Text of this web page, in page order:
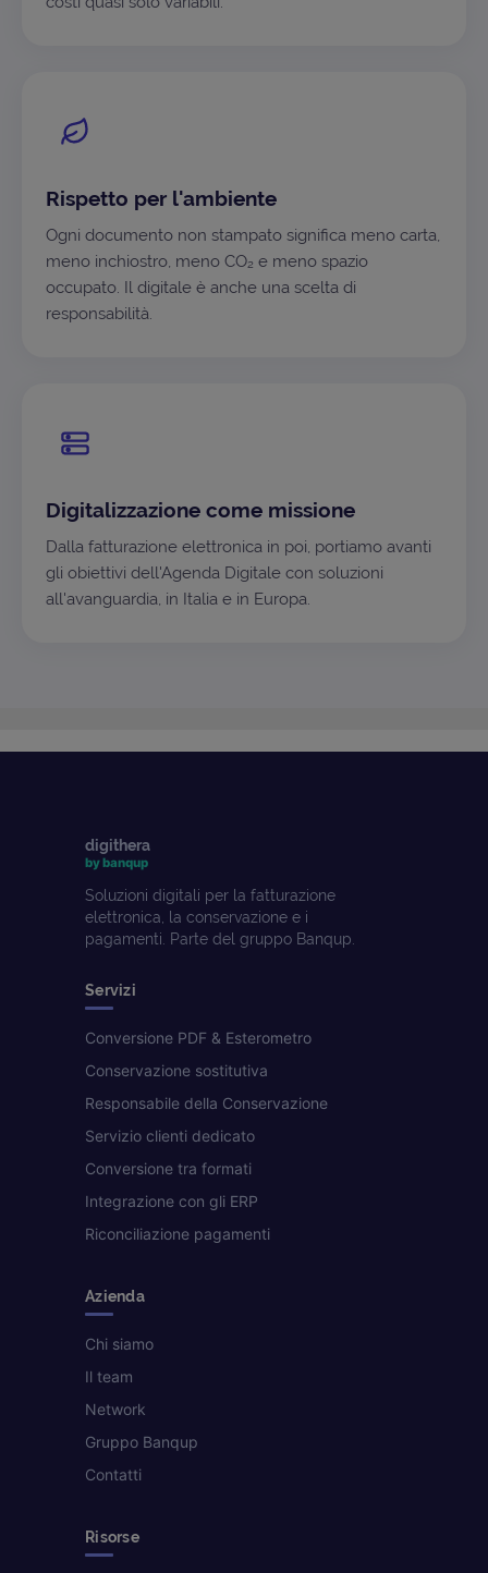
Rispetto per l'ambiente
Ogni documento non stampato significa meno carta,
meno inchiostro, meno CO₂ e meno spazio
occupato. Il digitale è anche una scelta di
responsabilità.
Digitalizzazione come missione
Dalla fatturazione elettronica in poi, portiamo avanti
gli obiettivi dell'Agenda Digitale con soluzioni
all'avanguardia, in Italia e in Europa.
digithera
by banqup
Soluzioni digitali per la fatturazione
elettronica, la conservazione e i
pagamenti. Parte del gruppo Banqup.
Servizi
Conversione PDF & Esterometro
Conservazione sostitutiva
Responsabile della Conservazione
Servizio clienti dedicato
Conversione tra formati
Integrazione con gli ERP
Riconciliazione pagamenti
Azienda
Chi siamo
Il team
Network
Gruppo Banqup
Contatti
Risorse